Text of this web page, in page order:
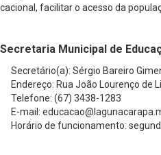
facilitar o acesso da
Municipal de
Secretário(a): Sérgio Bareiro
Endereço: Rua João Lourenço de
Telefone: (67) 3438-1283
E-mail:
Horário de funcionamento: